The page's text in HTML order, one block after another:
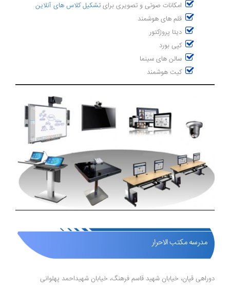
امکانات صوتی و تصویری برای تشکیل کلاس های آنلاین
قلم های هوشمند
دیتا پروژکتور
کپی بورد
سالن های سینما
کیت هوشمند
مدرسه مکتب الاحرار
دوراهی قپان، خیابان شهید قاسم فرهنگ، خیابان شهیداحمد پهلوانی